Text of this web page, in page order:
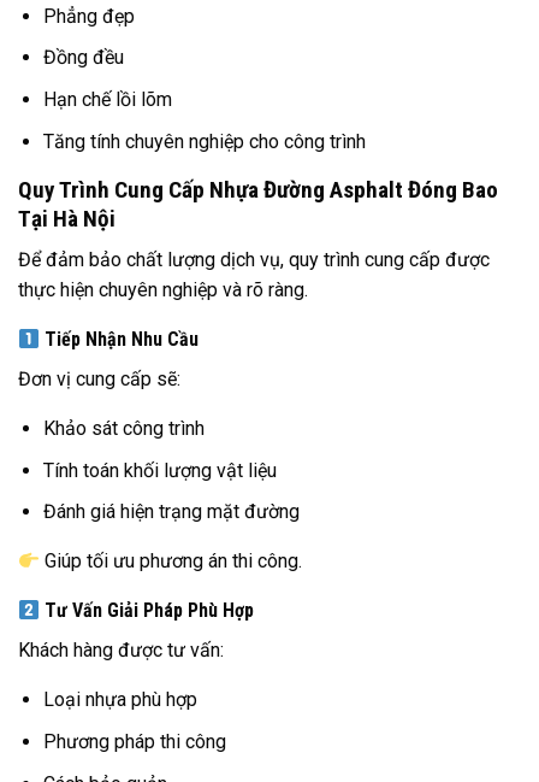
Phẳng đẹp
Đồng đều
Hạn chế lồi lõm
Tăng tính chuyên nghiệp cho công trình
Quy Trình Cung Cấp Nhựa Đường Asphalt Đóng Bao
Tại Hà Nội
Để đảm bảo chất lượng dịch vụ, quy trình cung cấp được
thực hiện chuyên nghiệp và rõ ràng.
Tiếp Nhận Nhu Cầu
Đơn vị cung cấp sẽ:
Khảo sát công trình
Tính toán khối lượng vật liệu
Đánh giá hiện trạng mặt đường
Giúp tối ưu phương án thi công.
Tư Vấn Giải Pháp Phù Hợp
Khách hàng được tư vấn:
Loại nhựa phù hợp
Phương pháp thi công